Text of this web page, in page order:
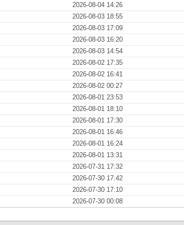
2026-08-04 14:26
2026-08-03 18:55
2026-08-03 17:09
2026-08-03 16:20
2026-08-03 14:54
2026-08-02 17:35
2026-08-02 16:41
2026-08-02 00:27
2026-08-01 23:53
2026-08-01 18:10
2026-08-01 17:30
2026-08-01 16:46
2026-08-01 16:24
2026-08-01 13:31
2026-07-31 17:32
2026-07-30 17:42
2026-07-30 17:10
2026-07-30 00:08